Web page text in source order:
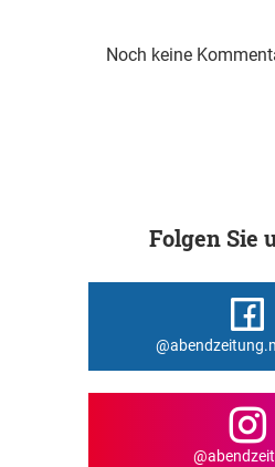
Noch keine
Folgen Sie